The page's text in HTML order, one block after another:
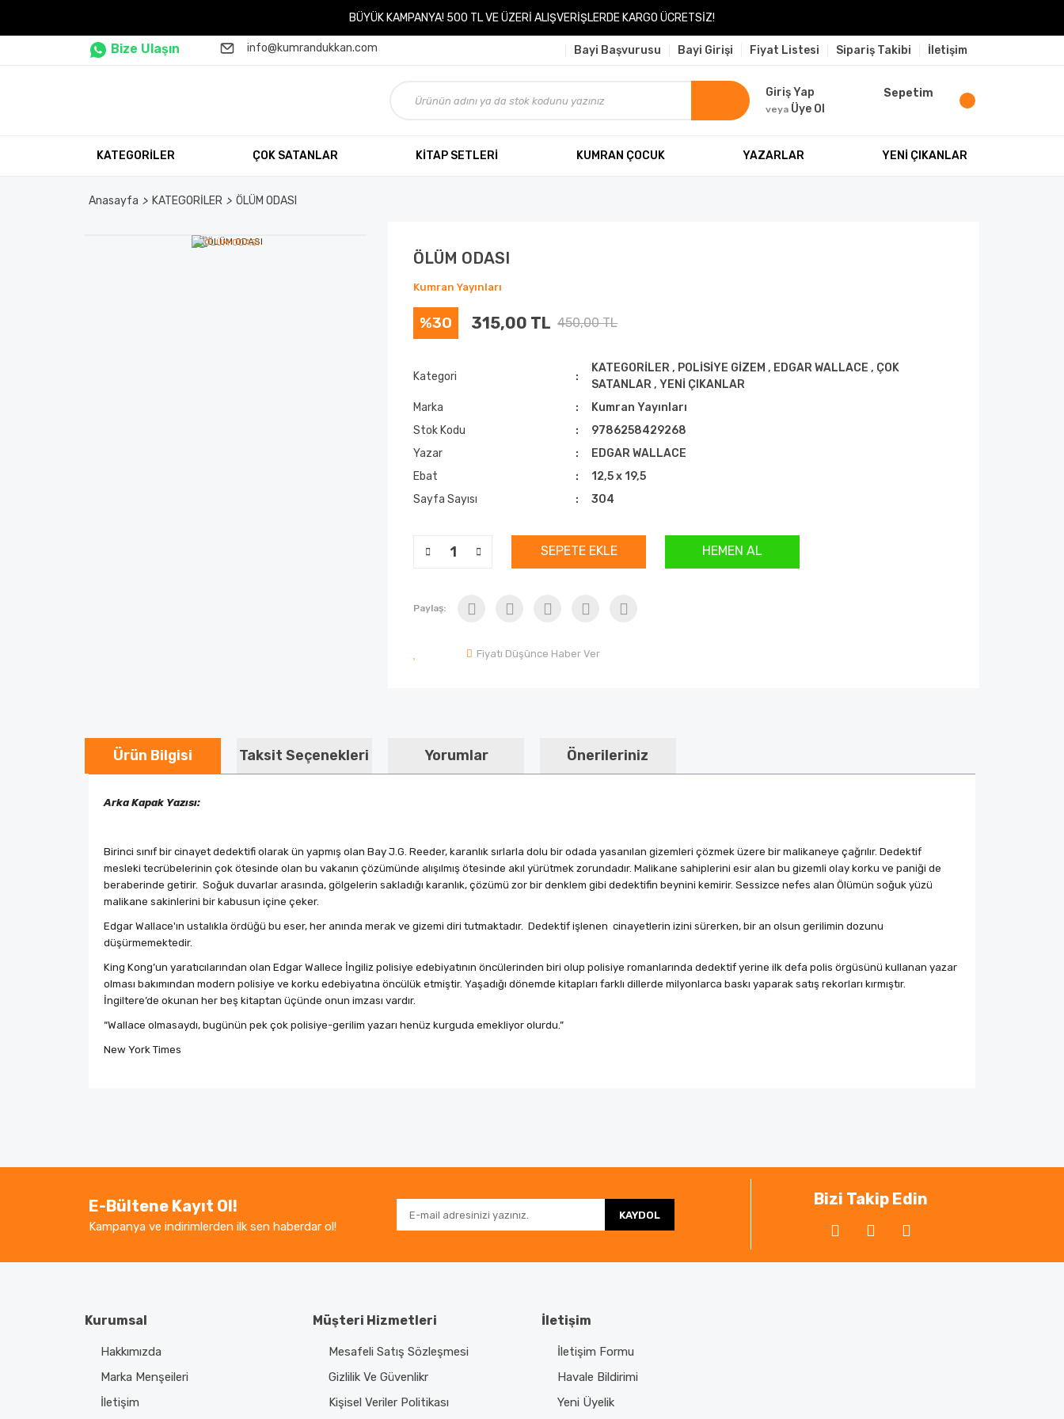
BÜYÜK KAMPANYA! 500 TL VE ÜZERİ ALIŞVERİŞLERDE KARGO ÜCRETSİZ!
Bize Ulaşın info@kumrandukkan.com Bayi Başvurusu Bayi Girişi Fiyat Listesi Sipariş Takibi İletişim
Giriş Yap
veya Üye Ol
Sepetim
KATEGORİLER ÇOK SATANLAR KİTAP SETLERİ KUMRAN ÇOCUK YAZARLAR YENİ ÇIKANLAR
Anasayfa KATEGORİLER ÖLÜM ODASI
ÖLÜM ODASI
Kumran Yayınları
%30 315,00 TL 450,00 TL
Kategori
KATEGORİLER , POLİSİYE GİZEM , EDGAR WALLACE , ÇOK
SATANLAR ,YENİ ÇIKANLAR
Marka
Kumran Yayınları
Stok Kodu
9786258429268
Yazar
EDGAR WALLACE
Ebat
12,5 x 19,5
Sayfa Sayısı
304
SEPETE EKLE HEMEN AL
Paylaş:
Fiyatı Düşünce Haber Ver
Ürün Bilgisi Taksit Seçenekleri Yorumlar Önerileriniz
Arka Kapak Yazısı:
Birinci sınıf bir cinayet dedektifi olarak ün yapmış olan Bay J.G. Reeder, karanlık sırlarla dolu bir odada yasanılan gizemleri çözmek üzere bir malikaneye çağrılır. Dedektif
mesleki tecrübelerinin çok ötesinde olan bu vakanın çözümünde alışılmış ötesinde akıl yürütmek zorundadır. Malikane sahiplerini esir alan bu gizemli olay korku ve paniği de
beraberinde getirir. Soğuk duvarlar arasında, gölgelerin sakladığı karanlık, çözümü zor bir denklem gibi dedektifin beynini kemirir. Sessizce nefes alan Ölümün soğuk yüzü
malikane sakinlerini bir kabusun içine çeker.
Edgar Wallace'ın ustalıkla ördüğü bu eser, her anında merak ve gizemi diri tutmaktadır. Dedektif işlenen cinayetlerin izini sürerken, bir an olsun gerilimin dozunu
düşürmemektedir.
King Kong’un yaratıcılarından olan Edgar Wallece İngiliz polisiye edebiyatının öncülerinden biri olup polisiye romanlarında dedektif yerine ilk defa polis örgüsünü kullanan yazar
olması bakımından modern polisiye ve korku edebiyatına öncülük etmiştir. Yaşadığı dönemde kitapları farklı dillerde milyonlarca baskı yaparak satış rekorları kırmıştır.
İngiltere’de okunan her beş kitaptan üçünde onun imzası vardır.
“Wallace olmasaydı, bugünün pek çok polisiye-gerilim yazarı henüz kurguda emekliyor olurdu.”
New York Times
Ürün resmi kalitesiz, bozuk veya görüntülenemiyor.
Ürün bilgilerinde hatalar bulunuyor.
E-Bültene Kayıt Ol!
Kampanya ve indirimlerden ilk sen haberdar ol!
KAYDOL
Bizi Takip Edin
Kurumsal
Hakkımızda
Marka Menşeileri
İletişim
Müşteri Hizmetleri
Mesafeli Satış Sözleşmesi
Gizlilik Ve Güvenlikr
Kişisel Veriler Politikası
İletişim
İletişim Formu
Havale Bildirimi
Yeni Üyelik